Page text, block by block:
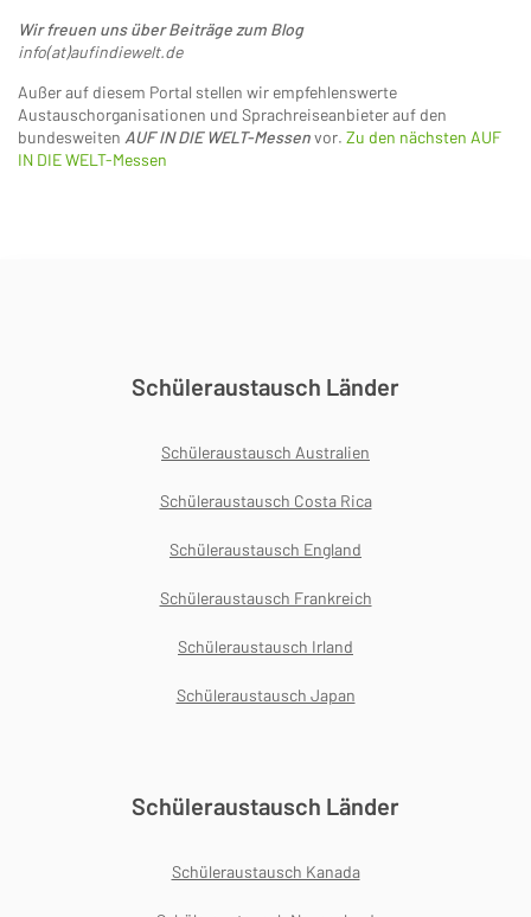
Wir freuen uns über Beiträge zum Blog
info(at)aufindiewelt.de
Außer auf diesem Portal stellen wir empfehlenswerte
Austauschorganisationen und Sprachreiseanbieter auf den
bundesweiten AUF IN DIE WELT-Messenvor. Zu den nächsten AUF
IN DIE WELT-Messen
Schüleraustausch Länder
Schüleraustausch Australien
Schüleraustausch Costa Rica
Schüleraustausch England
Schüleraustausch Frankreich
Schüleraustausch Irland
Schüleraustausch Japan
Schüleraustausch Länder
Schüleraustausch Kanada